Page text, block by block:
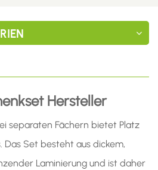
Hersteller
separaten Fächern bietet Platz
Das Set besteht aus dickem,
Laminierung und ist daher